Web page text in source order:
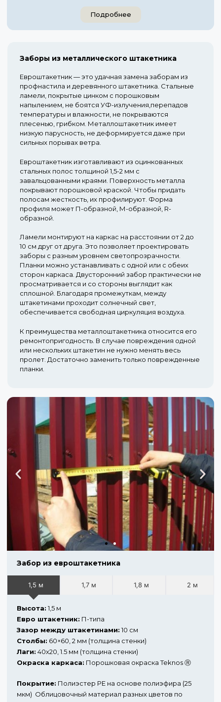
Подробнее
Заборы из металлического штакетника
Евроштакетник — это удачная замена заборам из
профнастила и деревянного штакетника. Стальные
ламели, покрытые цинком с порошковым
напылением, не боятся УФ-излучения,перепадов
температуры и влажности, не покрываются
плесенью, грибком. Металлоштакетник имеет
низкую парусность, не деформируется даже при
сильных порывах ветра.
Евроштакетник изготавливают из оцинкованных
стальных полос толщиной 1,5-2 мм с
завальцованными краями. Поверхность металла
покрывают порошковой краской. Чтобы придать
полосам жесткость, их профилируют. Форма
профиля может П-образной, М-образной, R-
образной.
Ламели монтируют на каркас на расстоянии от 2 до
10 см друг от друга. Это позволяет проектировать
заборы с разным уровнем светопрозрачности.
Планки можно устанавливать с одной или с обеих
сторон каркаса. Двусторонний забор практически не
просматривается и со стороны выглядит как
сплошной. Благодаря промежуткам, между
штакетинами проходит солнечный свет,
обеспечивается свободная циркуляция воздуха.
К преимущества металлоштакетника относится его
ремонтопригодность. В случае повреждения одной
или нескольких штакетин не нужно менять весь
пролет. Достаточно заменить только поврежденные
планки.
Забор из евроштакетника
1,5 м 1,7 м 1,8 м 2 м
Высота:1,5 м
Евро штакетник: П-типа
Зазор между штакетинами:10 см
Столбы: 60×60, 2 мм (толщина стенки)
Лаги: 40х20, 1.5 мм (толщина стенки)
Окраска каркаса: Порошковая окраска Teknos Ⓡ
Покрытие: Полиэстер PE на основе полиэфира (25
мкм) Облицовочный материал разных цветов по